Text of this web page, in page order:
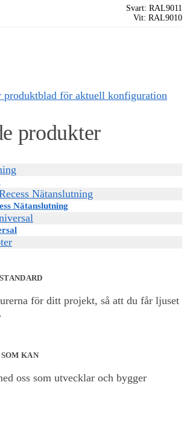
Svart: RAL9011
Vit: RAL9010
produktblad för aktuell konfiguration
produkter
Nätanslutning
för ditt projekt, så att du får ljuset
KAN
oss som utvecklar och bygger